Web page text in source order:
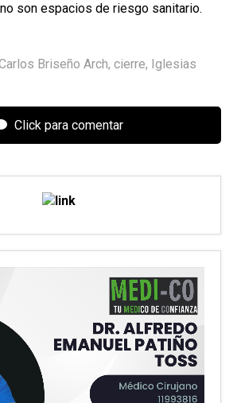
son espacios de riesgo sanitario.
Briseño Arch, cierre, Iglesias
Click para comentar